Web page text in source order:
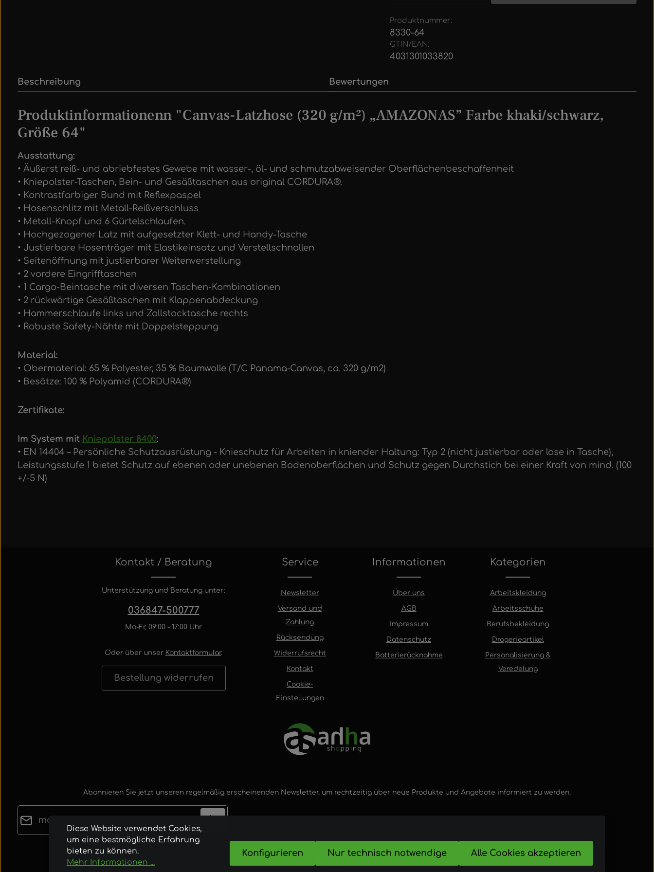
Produktnummer:
8330-64
GTIN/EAN:
4031301033820
Beschreibung Bewertungen
Produktinformationenn "Canvas-Latzhose (320 g/m²) „AMAZONAS” Farbe khaki/schwarz,
Größe 64"
Ausstattung:
• Äußerst reiß- und abriebfestes Gewebe mit wasser-, öl- und schmutzabweisender Oberflächenbeschaffenheit
• Kniepolster-Taschen, Bein- und Gesäßtaschen aus original CORDURA®.
• Kontrastfarbiger Bund mit Reflexpaspel
• Hosenschlitz mit Metall-Reißverschluss
• Metall-Knopf und 6 Gürtelschlaufen.
• Hochgezogener Latz mit aufgesetzter Klett- und Handy-Tasche
• Justierbare Hosenträger mit Elastikeinsatz und Verstellschnallen
• Seitenöffnung mit justierbarer Weitenverstellung
• 2 vordere Eingrifftaschen
• 1 Cargo-Beintasche mit diversen Taschen-Kombinationen
• 2 rückwärtige Gesäßtaschen mit Klappenabdeckung
• Hammerschlaufe links und Zollstocktasche rechts
• Robuste Safety-Nähte mit Doppelsteppung
Material:
• Obermaterial: 65 % Polyester, 35 % Baumwolle (T/C Panama-Canvas, ca. 320 g/m2)
• Besätze: 100 % Polyamid (CORDURA®)
Zertifikate:
Im System mit Kniepolster 8400:
• EN 14404 – Persönliche Schutzausrüstung - Knieschutz für Arbeiten in kniender Haltung: Typ 2 (nicht justierbar oder lose in Tasche),
Leistungsstufe 1 bietet Schutz auf ebenen oder unebenen Bodenoberflächen und Schutz gegen Durchstich bei einer Kraft von mind. (100
+/-5 N)
Kontakt / Beratung
Unterstützung und Beratung unter:
036847-500777
Mo-Fr, 09:00 - 17:00 Uhr
Oder über unser Kontaktformular.
Bestellung widerrufen
Service
Newsletter
Versand und
Zahlung
Rücksendung
Widerrufsrecht
Kontakt
Cookie-
Einstellungen
Informationen
Über uns
AGB
Impressum
Datenschutz
Batterierücknahme
Kategorien
Arbeitskleidung
Arbeitsschuhe
Berufsbekleidung
Drogerieartikel
Personalisierung &
Veredelung
Abonnieren Sie jetzt unseren regelmäßig erscheinenden Newsletter, um rechtzeitig über neue Produkte und Angebote informiert zu werden.
Datenschutz
Ich habe dieDatenschutzbestimmungen
Die mit einem Stern (*) markierten Felder sind
Pflichtfelder.
Diese Website verwendet Cookies,
um eine bestmögliche Erfahrung
bieten zu können.
Mehr Informationen ...
Nur technisch notwendige
Konfigurieren Alle Cookies akzeptieren